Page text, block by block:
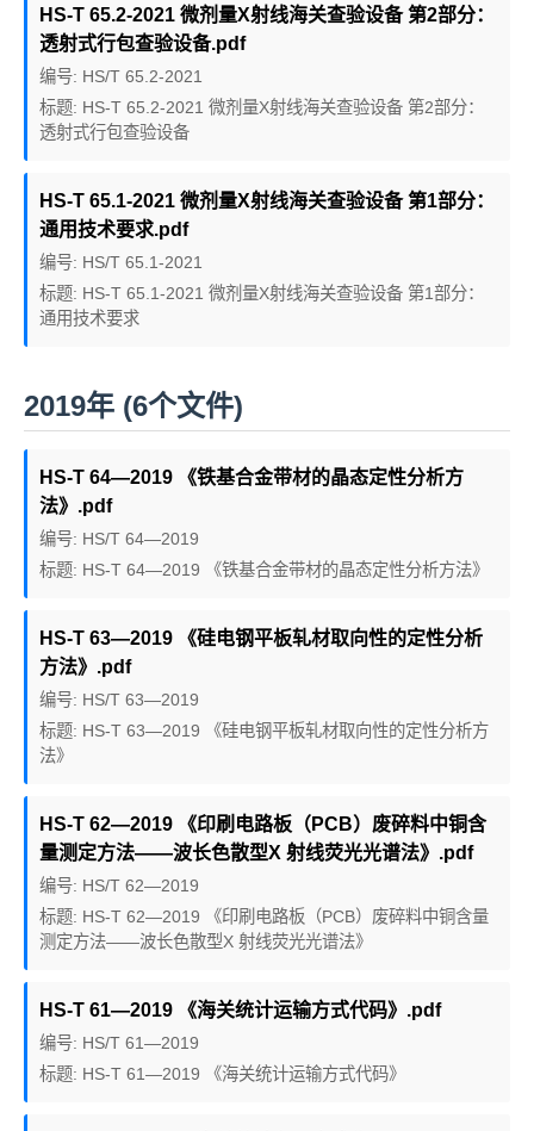
HS-T 65.2-2021 微剂量X射线海关查验设备 第2部分：
透射式行包查验设备.pdf
编号: HS/T 65.2-2021
标题: HS-T 65.2-2021 微剂量X射线海关查验设备 第2部分：
透射式行包查验设备
HS-T 65.1-2021 微剂量X射线海关查验设备 第1部分：
通用技术要求.pdf
编号: HS/T 65.1-2021
标题: HS-T 65.1-2021 微剂量X射线海关查验设备 第1部分：
通用技术要求
2019年 (6个文件)
HS-T 64—2019 《铁基合金带材的晶态定性分析方
法》.pdf
编号: HS/T 64—2019
标题: HS-T 64—2019 《铁基合金带材的晶态定性分析方法》
HS-T 63—2019 《硅电钢平板轧材取向性的定性分析
方法》.pdf
编号: HS/T 63—2019
标题: HS-T 63—2019 《硅电钢平板轧材取向性的定性分析方
法》
HS-T 62—2019 《印刷电路板（PCB）废碎料中铜含
量测定方法——波长色散型X 射线荧光光谱法》.pdf
编号: HS/T 62—2019
标题: HS-T 62—2019 《印刷电路板（PCB）废碎料中铜含量
测定方法——波长色散型X 射线荧光光谱法》
HS-T 61—2019 《海关统计运输方式代码》.pdf
编号: HS/T 61—2019
标题: HS-T 61—2019 《海关统计运输方式代码》